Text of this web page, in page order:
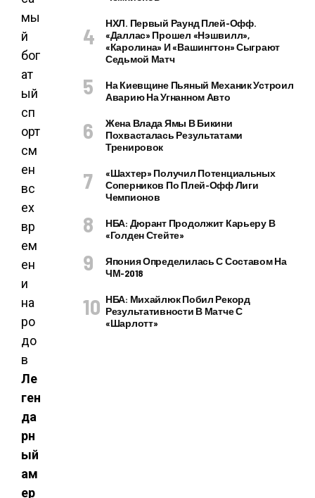
Ле
ген
да
рн
ый
ам
ер
НХЛ. Первый Раунд Плей-Офф.
«Даллас» Прошел «Нэшвилл»,
«Каролина» И «Вашингтон» Сыграют
Седьмой Матч
На Киевщине Пьяный Механик Устроил
Аварию На Угнанном Авто
Жена Влада Ямы В Бикини
Похвасталась Результатами
Тренировок
«Шахтер» Получил Потенциальных
Соперников По Плей-Офф Лиги
Чемпионов
НБА: Дюрант Продолжит Карьеру В
«Голден Стейте»
Япония Определилась С Составом На
ЧМ-2018
НБА: Михайлюк Побил Рекорд
Результативности В Матче С
«Шарлотт»